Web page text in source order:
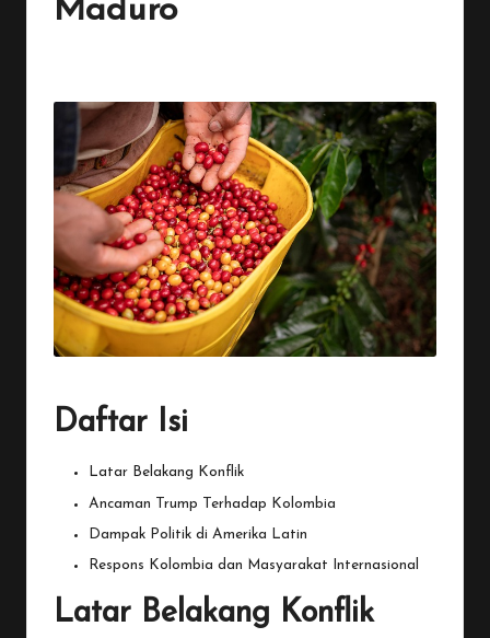
Maduro
Daftar Isi
Latar Belakang Konflik
Ancaman Trump Terhadap Kolombia
Dampak Politik di Amerika Latin
Respons Kolombia dan Masyarakat Internasional
Latar Belakang Konflik